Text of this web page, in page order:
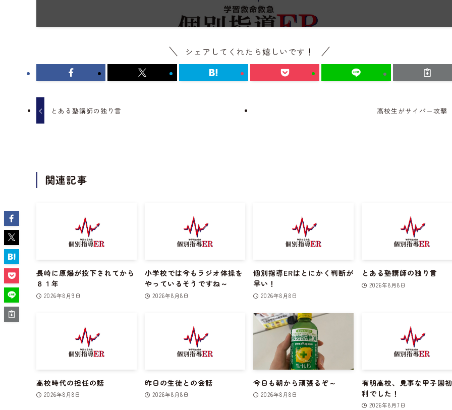
シェアしてくれたら嬉しいです！
とある塾講師の独り言 高校生がサイバー攻撃
関連記事
長崎に原爆が投下されてから
８１年
2026年8月9日
小学校では今もラジオ体操を
やっているそうですね～
2026年8月8日
個別指導ERはとにかく判断が
早い！
2026年8月8日
とある塾講師の独り言
2026年8月8日
高校時代の担任の話
2026年8月8日
昨日の生徒との会話
2026年8月8日
今日も朝から頑張るぞ～
2026年8月8日
有明高校、見事な甲子園
利でした！
2026年8月7日